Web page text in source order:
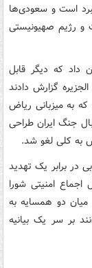
است و سعودی‌ها
و رژیم صهیونیستی
داد که دیگر قابل
گزارش دادند
به میزبانی ریاض
جنگ ایران طراحی
به کلی لغو شد.
در برابر یک تهدید
امنیتی شورا
دو همسایه به
بر سر یک بیانیه